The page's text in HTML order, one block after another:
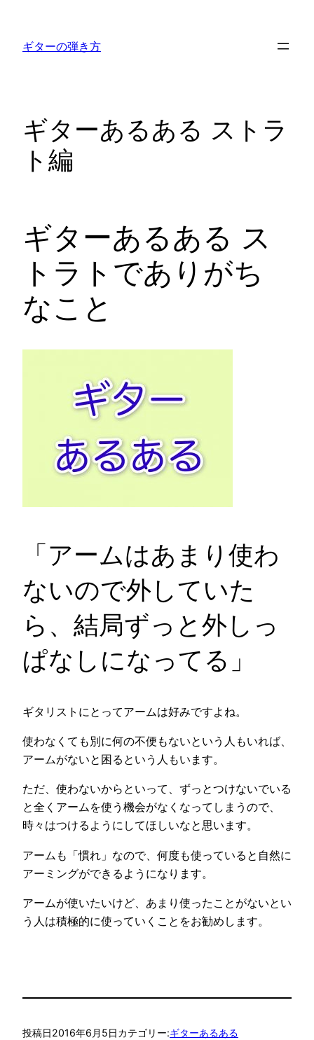
ギターの弾き方
ギターあるある ストラ
ト編
ギターあるある ス
トラトでありがち
なこと
「アームはあまり使わ
ないので外していた
ら、結局ずっと外しっ
ぱなしになってる」
ギタリストにとってアームは好みですよね。
使わなくても別に何の不便もないという人もいれば、
アームがないと困るという人もいます。
ただ、使わないからといって、ずっとつけないでいる
と全くアームを使う機会がなくなってしまうので、
時々はつけるようにしてほしいなと思います。
アームも「慣れ」なので、何度も使っていると自然に
アーミングができるようになります。
アームが使いたいけど、あまり使ったことがないとい
う人は積極的に使っていくことをお勧めします。
投稿日2016年6月5日カテゴリー:ギターあるある